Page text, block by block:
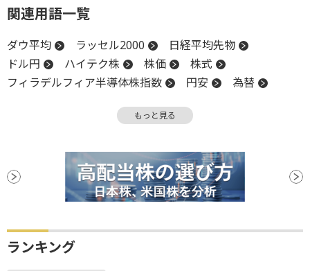
関連用語一覧
ダウ平均 ラッセル2000
日経平均先物
ドル円
ハイテク株 株価
株式
フィラデルフィア半導体株指数
円安
為替
業種別株価指数
もっと見る
ランキング